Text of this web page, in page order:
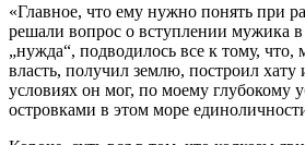
«Главное, что ему нужно понять при
решали вопрос о вступлении мужика в
„нужда“, подводилось все к тому,
власть, получил землю, построил хату
условиях он мог, по моему глубокому
островками в этом море